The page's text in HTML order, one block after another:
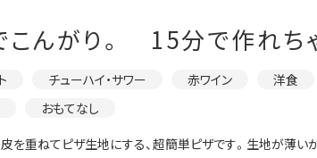
こんがり。 15分で作れちゃ
チューハイ・サワー 赤ワイン 洋食
おもてなし
を重ねてピザ生地にする、超簡単ピザです。生地が薄い